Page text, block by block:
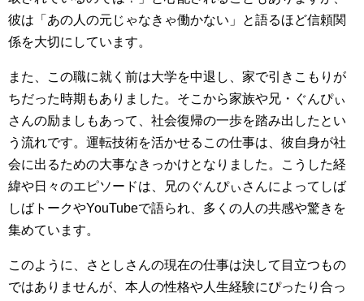
彼は「あの人の元じゃなきゃ働かない」と語るほど信頼関
係を大切にしています。
また、この職に就く前は大学を中退し、家で引きこもりが
ちだった時期もありました。そこから家族や兄・ぐんぴぃ
さんの励ましもあって、社会復帰の一歩を踏み出したとい
う流れです。運転技術を活かせるこの仕事は、彼自身が社
会に出るための大事なきっかけとなりました。こうした経
緯や日々のエピソードは、兄のぐんぴぃさんによってしば
しばトークやYouTubeで語られ、多くの人の共感や驚きを
集めています。
このように、さとしさんの現在の仕事は決して目立つもの
ではありませんが、本人の性格や人生経験にぴったり合っ